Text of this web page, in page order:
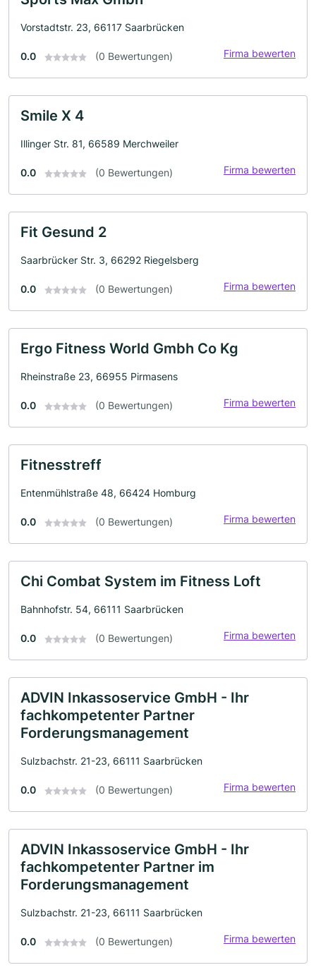
Vorstadtstr. 23, 66117 Saarbrücken
0.0 (0 Bewertungen) Firma bewerten
Smile X 4
Illinger Str. 81, 66589 Merchweiler
0.0 (0 Bewertungen) Firma bewerten
Fit Gesund 2
Saarbrücker Str. 3, 66292 Riegelsberg
0.0 (0 Bewertungen) Firma bewerten
Ergo Fitness World Gmbh Co Kg
Rheinstraße 23, 66955 Pirmasens
0.0 (0 Bewertungen) Firma bewerten
Fitnesstreff
Entenmühlstraße 48, 66424 Homburg
0.0 (0 Bewertungen) Firma bewerten
Chi Combat System im Fitness Loft
Bahnhofstr. 54, 66111 Saarbrücken
0.0 (0 Bewertungen) Firma bewerten
ADVIN Inkassoservice GmbH - Ihr
fachkompetenter Partner
Forderungsmanagement
Sulzbachstr. 21-23, 66111 Saarbrücken
0.0 (0 Bewertungen) Firma bewerten
ADVIN Inkassoservice GmbH - Ihr
fachkompetenter Partner im
Forderungsmanagement
Sulzbachstr. 21-23, 66111 Saarbrücken
0.0 (0 Bewertungen) Firma bewerten